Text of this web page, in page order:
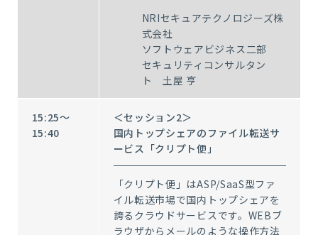
NRIセキュアテクノロジーズ株
式会社
ソフトウェアビジネス二部
セキュリティコンサルタン
ト 土屋 亨
15:25～
15:40
＜セッション2＞
国内トップシェアのファイル転送サ
ービス「クリプト便」
「クリプト便」はASP/SaaS型ファ
イル転送市場で国内トップシェアを
誇るクラウドサービスです。WEBブ
ラウザからメールのような操作方法